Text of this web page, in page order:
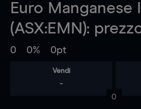
Euro Manganese
(ASX:EMN):
0 0% 0pt
Vendi
-
0